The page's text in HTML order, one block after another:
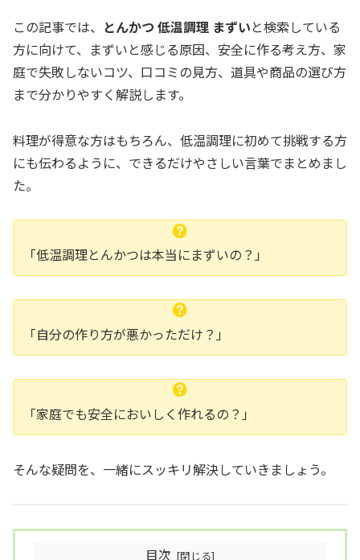
この記事では、 とんかつ 低温調理 まずいと検索している
方に向けて、まずいと感じる原因、安全に作る考え方、家
庭で失敗しないコツ、口コミの見方、道具や商品の選び方
まで分かりやすく解説します。
料理が得意な方はもちろん、低温調理に初めて挑戦する方
にも伝わるように、できるだけやさしい言葉でまとめまし
た。
「低温調理とんかつは本当にまずいの？」
「自分の作り方が悪かっただけ？」
「家庭でも安全においしく作れるの？」
そんな疑問を、一緒にスッキリ解決していきましょう。
目次